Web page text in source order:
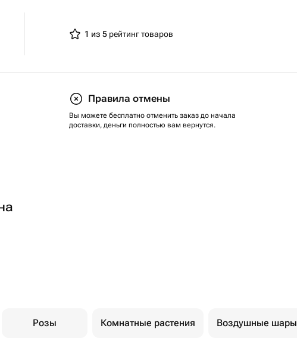
1 из 5 рейтинг товаров
Правила отмены
Вы можете бесплатно отменить заказ до начала
доставки, деньги полностью вам вернутся.
Розы Комнатные растения Воздушные шары